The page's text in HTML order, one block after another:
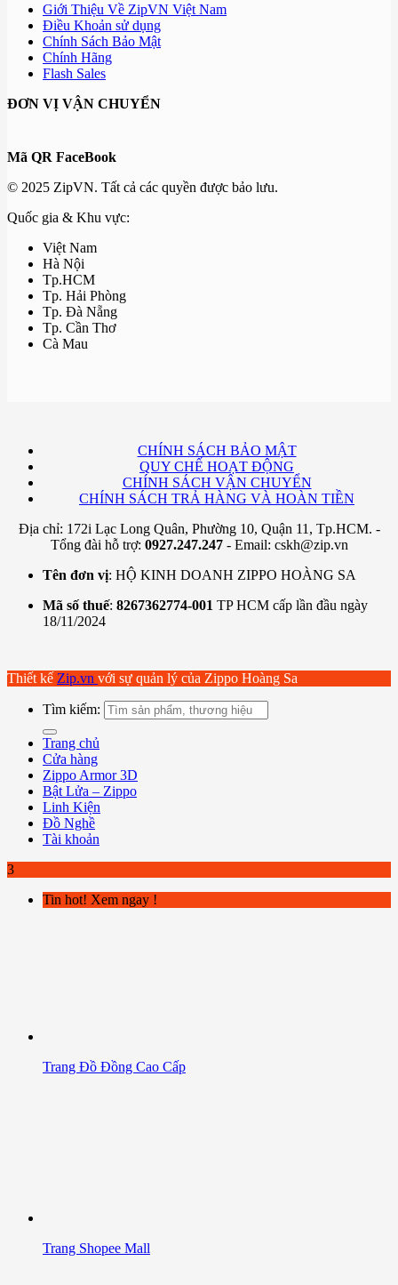
Giới Thiệu Về ZipVN Việt Nam
Điều Khoản sử dụng
Chính Sách Bảo Mật
Chính Hãng
Flash Sales
ĐƠN VỊ VẬN CHUYỂN
Mã QR FaceBook
© 2025 ZipVN. Tất cả các quyền được bảo lưu.
Quốc gia & Khu vực:
Việt Nam
Hà Nội
Tp.HCM
Tp. Hải Phòng
Tp. Đà Nẵng
Tp. Cần Thơ
Cà Mau
CHÍNH SÁCH BẢO MẬT
QUY CHẾ HOẠT ĐỘNG
CHÍNH SÁCH VẬN CHUYỂN
CHÍNH SÁCH TRẢ HÀNG VÀ HOÀN TIỀN
Địa chỉ: 172i Lạc Long Quân, Phường 10, Quận 11, Tp.HCM. -
Tổng đài hỗ trợ: 0927.247.247- Email: cskh@zip.vn
Tên đơn vị: HỘ KINH DOANH ZIPPO HOÀNG SA
Mã số thuế: 8267362774-001 TP HCM cấp lần đầu ngày
18/11/2024
Thiết kế Zip.vn với sự quản lý của Zippo Hoàng Sa
Tìm kiếm:
Trang chủ
Cửa hàng
Zippo Armor 3D
Bật Lửa – Zippo
Linh Kiện
Đồ Nghề
Tài khoản
3
Tin hot! Xem ngay !
Trang Đồ Đồng Cao Cấp
Trang Shopee Mall